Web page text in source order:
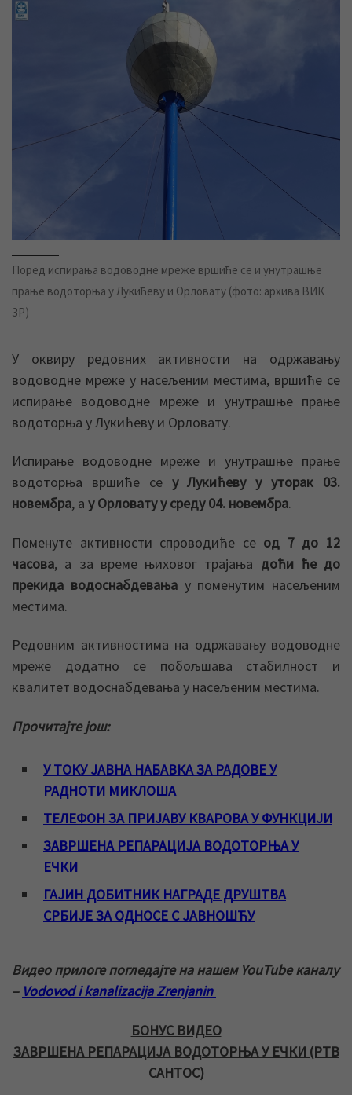
Поред испирања водоводне мреже вршиће се и унутрашње
прање водоторња у Лукићеву и Орловату (фото: архива ВИК
ЗР)
У оквиру редовних активности на одржавању
водоводне мреже у насељеним местима, вршиће се
испирање водоводне мреже и унутрашње прање
водоторња у Лукићеву и Орловату.
Испирање водоводне мреже и унутрашње прање
водоторња вршиће се у Лукићеву у уторак 03.
новембра, а у Орловату у среду 04. новембра.
Поменуте активности спроводиће се од 7 до 12
часова, а за време њиховог трајања доћи ће до
прекида водоснабдевањау поменутим насељеним
местима.
Редовним активностима на одржавању водоводне
мреже додатно се побољшава стабилност и
квалитет водоснабдевања у насељеним местима.
Прочитајте још:
У ТОКУ ЈАВНА НАБАВКА ЗА РАДОВЕ У
РАДНОТИ МИКЛОША
ТЕЛЕФОН ЗА ПРИЈАВУ КВАРОВА У ФУНКЦИЈИ
ЗАВРШЕНА РЕПАРАЦИЈА ВОДОТОРЊА У
ЕЧКИ
ГАЈИН ДОБИТНИК НАГРАДЕ ДРУШТВА
СРБИЈЕ ЗА ОДНОСЕ С ЈАВНОШЋУ
Видео прилоге погледајте на нашем YouTube каналу
– Vodovod i kanalizacija Zrenjanin
БОНУС ВИДЕО
ЗАВРШЕНА РЕПАРАЦИЈА ВОДОТОРЊА У ЕЧКИ (РТВ
САНТОС)